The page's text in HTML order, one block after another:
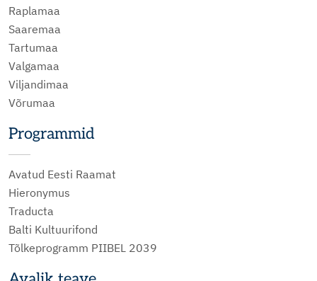
Raplamaa
Saaremaa
Tartumaa
Valgamaa
Viljandimaa
Võrumaa
Programmid
Avatud Eesti Raamat
Hieronymus
Traducta
Balti Kultuurifond
Tõlkeprogramm PIIBEL 2039